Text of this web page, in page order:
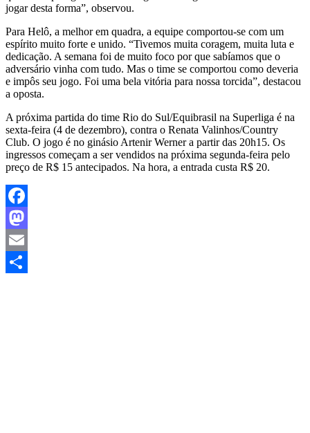
jogar desta forma”, observou.
Para Helô, a melhor em quadra, a equipe comportou-se com um
espírito muito forte e unido. “Tivemos muita coragem, muita luta e
dedicação. A semana foi de muito foco por que sabíamos que o
adversário vinha com tudo. Mas o time se comportou como deveria
e impôs seu jogo. Foi uma bela vitória para nossa torcida”, destacou
a oposta.
A próxima partida do time Rio do Sul/Equibrasil na Superliga é na
sexta-feira (4 de dezembro), contra o Renata Valinhos/Country
Club. O jogo é no ginásio Artenir Werner a partir das 20h15. Os
ingressos começam a ser vendidos na próxima segunda-feira pelo
preço de R$ 15 antecipados. Na hora, a entrada custa R$ 20.
Facebook
Mastodon
Email